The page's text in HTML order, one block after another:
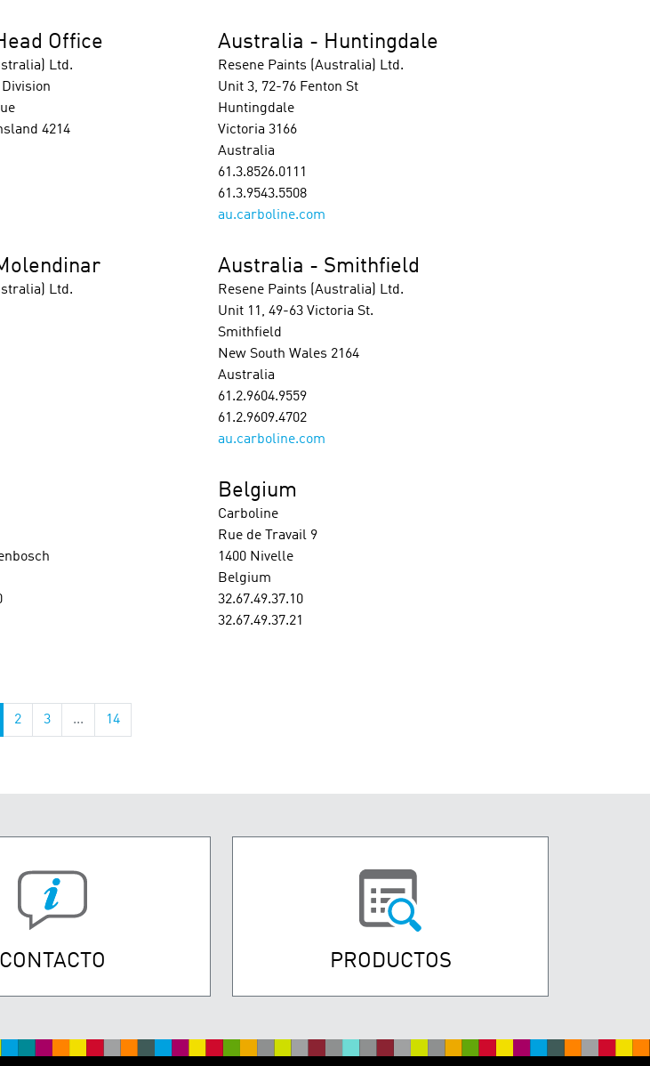
Office
Ltd.
4214
Australia - Huntingdale
Resene Paints (Australia) Ltd.
Unit 3, 72-76 Fenton St
Huntingdale
Victoria 3166
Australia
61.3.8526.0111
61.3.9543.5508
au.carboline.com
Ltd.
Australia - Smithfield
Resene Paints (Australia) Ltd.
Unit 11, 49-63 Victoria St.
Smithfield
New South Wales 2164
Australia
61.2.9604.9559
61.2.9609.4702
au.carboline.com
Belgium
Carboline
Rue de Travail 9
1400 Nivelle
Belgium
32.67.49.37.10
32.67.49.37.21
2 3 ... 14
CONTACTO PRODUCTOS